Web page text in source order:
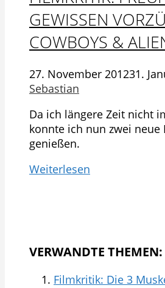
GEWISSEN
COWBOYS &
27. November 201231.
Sebastian
Da ich längere Zeit nicht
konnte ich nun zwei neue
genießen.
Weiterlesen
VERWANDTE THEMEN:
Filmkritik: Die 3